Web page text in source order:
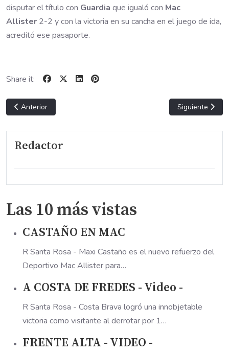
disputar el título con Guardia que igualó con Mac
Allister 2-2 y con la victoria en su cancha en el juego de ida,
acreditó ese pasaporte.
Share it:
Artículo anterior: GOLES PAMPEANOS 26-11-25 Ver video.
Anterior Artículo
Siguiente
Redactor
Las 10 más vistas
CASTAÑO EN MAC
R Santa Rosa - Maxi Castaño es el nuevo refuerzo del
Deportivo Mac Allister para…
A COSTA DE FREDES - Video -
R Santa Rosa - Costa Brava logró una innobjetable
victoria como visitante al derrotar por 1…
FRENTE ALTA - VIDEO -